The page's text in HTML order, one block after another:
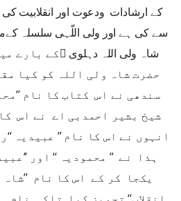
کے ارشادات ودعوت اور انقلابیت
سے کی ہے اور ولی اللّہی سلسلہ
شاہ ولی اللہ دہلوی ﷫کے بارے
حضرت شاہ ولی اللہ کو کیا
سندھی نے اس کتاب کا نام
شیخ بشیر احمدبی اے نے اس
انہوں نے اس کا نام ’’ عبیدیہ
ہذا نے ’’ محمودیہ ‘‘ اور
یکجا کر کے اس کا نام